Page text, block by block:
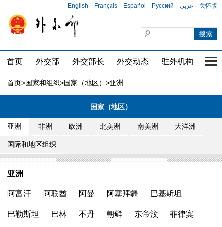
English Français Español Русский عربي 关怀版
首页 外交部 外交部长 外交动态 驻外机构 国
首页>国家和组织>国家（地区） >亚洲
国家（地区）
亚洲 非洲 欧洲 北美洲 南美洲 大洋洲
国际和地区组织
亚洲
阿富汗 阿联酋 阿曼 阿塞拜疆 巴基斯坦
巴勒斯坦 巴林 不丹 朝鲜 东帝汶 菲律宾